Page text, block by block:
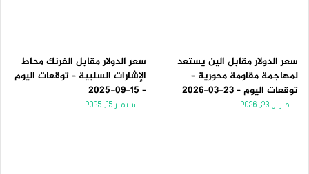
سعر الدولار مقابل الين يستعد
لمهاجمة مقاومة محورية –
توقعات اليوم – 23-03-2026
مارس 23, 2026
سعر الدولار مقابل الفرنك محاط
الإشارات السلبية – توقعات اليوم
– 15-09-2025
سبتمبر 15, 2025